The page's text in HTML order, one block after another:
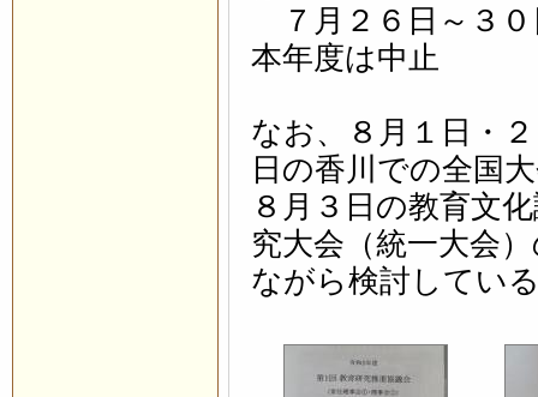
７月２６日～３
本年度は中止
なお、８月１日・
日の香川での全国
８月３日の教育文
究大会（統一大会
ながら検討してい